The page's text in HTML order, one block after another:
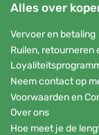
Alles over
Vervoer en betaling
Ruilen, retourneren
Neem contact op
Voorwaarden en
Over ons
Hoe meet je de